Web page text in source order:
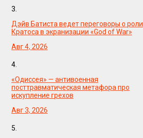
3.
Дэйв Батиста ведет переговоры о роли
Кратоса в экранизации «God of War»
Авг 4, 2026
4.
«Одиссея» — антивоенная
посттравматическая метафора про
искупление грехов
Авг 3, 2026
5.